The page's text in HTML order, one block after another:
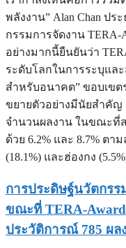
พลังงาน” Alan Chan ป
กรรมการจัดงาน TERA-
อย่างมากนี้ยืนยันว่า
ระดับโลกในการระบุแล
สำหรับอนาคต” ขอบเข
ขยายตัวอย่างมีนัยสำคัญ
จำนวนผลงาน ในขณะที่
ด้วย 6.2% และ 8.7% ต
(18.1%) และฮ่องกง
การประดิษฐ์นวัตกร
ขณะที่ TERA-
ประวัติการณ์ 785 ผล